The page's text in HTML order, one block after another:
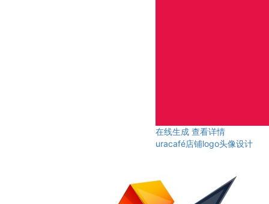
在线生成 查看详情
uracafé店铺logo头像设计